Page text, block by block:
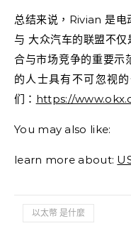
总结来说，Rivian 是电
与 大众汽车的联盟不
合与市场竞争的重要示
的人士具有不可忽视
们： https://
You may also like:
learn more about:
以太幣 是什麼